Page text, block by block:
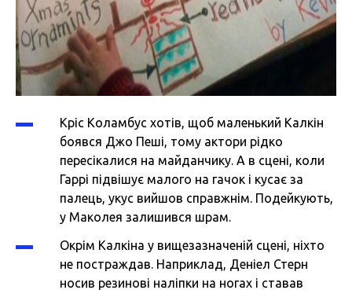
Кріс Коламбус хотів, щоб маленький Калкін
боявся Джо Пеші, тому актори рідко
пересікалися на майданчику. А в сцені, коли
Гаррі підвішує малого на гачок і кусає за
палець, укус вийшов справжнім. Подейкують,
у Маколея залишився шрам.
Окрім Калкіна у вищезазначеній сцені, ніхто
не постраждав. Наприклад, Деніел Стерн
носив резинові наліпки на ногах і ставав